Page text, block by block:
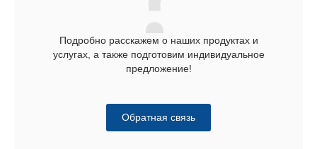
Подробно расскажем о наших продуктах и
услугах, а также подготовим индивидуальное
предложение!
Обратная связь